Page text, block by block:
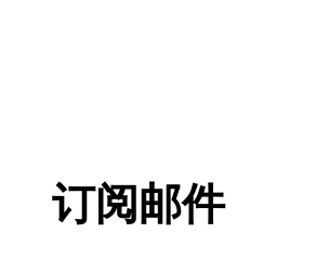
订阅邮件